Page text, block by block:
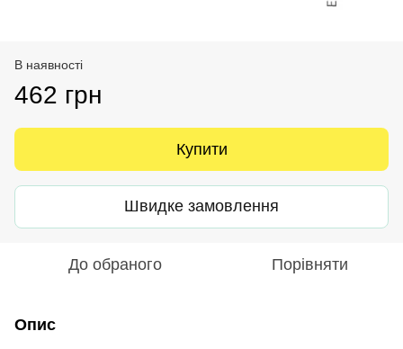
В наявності
462 грн
Купити
Швидке замовлення
До обраного Порівняти
Опис